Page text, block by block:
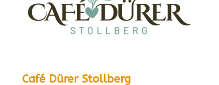
Café Dürer Stollberg